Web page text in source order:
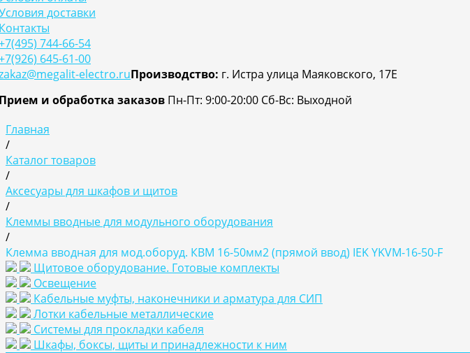
доставки
744-66-54
645-61-00
electro.ruПроизводство: г. Истра улица Маяковского, 17Е
и обработка заказов Пн-Пт: 9:00-20:00 Cб-Вс: Выходной
Главная
/
Каталог товаров
/
Аксесуары для шкафов и щитов
/
Клеммы вводные для модульного оборудования
/
Клемма вводная для мод.оборуд. КВМ 16-50мм2 (прямой ввод) IEK YKVM-16-50-F
Щитовое оборудование. Готовые комплекты
Освещение
Кабельные муфты, наконечники и арматура для СИП
Лотки кабельные металлические
Системы для прокладки кабеля
Шкафы, боксы, щиты и принадлежности к ним